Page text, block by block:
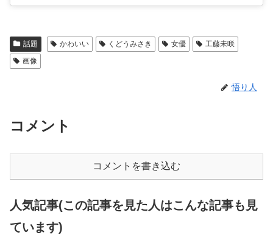
話題 かわいい くどうみさき 女優
工藤未咲
画像
悟り人
コメント
コメントを書き込む
人気記事(この記事を見た人はこんな記事も見
ています)